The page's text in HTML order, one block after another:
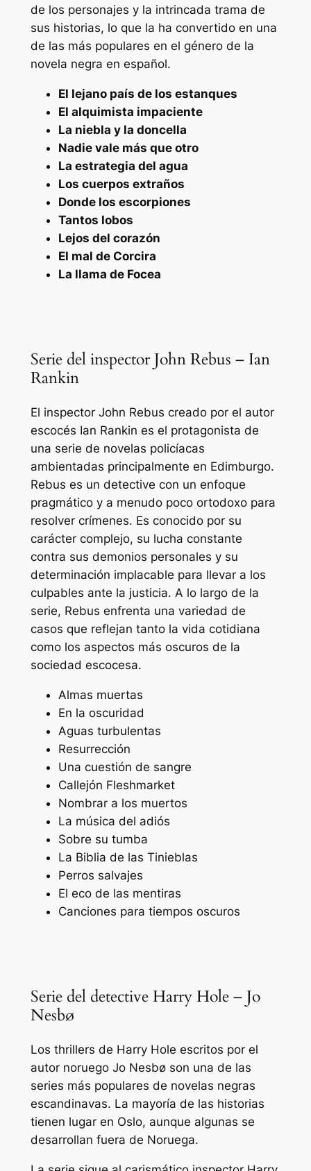
de los personajes y la intrincada trama de
sus historias, lo que la ha convertido en una
de las más populares en el género de la
novela negra en español.
El lejano país de los estanques
El alquimista impaciente
La niebla y la doncella
Nadie vale más que otro
La estrategia del agua
Los cuerpos extraños
Donde los escorpiones
Tantos lobos
Lejos del corazón
El mal de Corcira
La llama de Focea
Serie del inspector John Rebus – Ian
Rankin
El inspector John Rebus creado por el autor
escocés Ian Rankin es el protagonista de
una serie de novelas policíacas
ambientadas principalmente en Edimburgo.
Rebus es un detective con un enfoque
pragmático y a menudo poco ortodoxo para
resolver crímenes. Es conocido por su
carácter complejo, su lucha constante
contra sus demonios personales y su
determinación implacable para llevar a los
culpables ante la justicia. A lo largo de la
serie, Rebus enfrenta una variedad de
casos que reflejan tanto la vida cotidiana
como los aspectos más oscuros de la
sociedad escocesa.
Almas muertas
En la oscuridad
Aguas turbulentas
Resurrección
Una cuestión de sangre
Callejón Fleshmarket
Nombrar a los muertos
La música del adiós
Sobre su tumba
La Biblia de las Tinieblas
Perros salvajes
El eco de las mentiras
Canciones para tiempos oscuros
Serie del detective Harry Hole – Jo
Nesbø
Los thrillers de Harry Hole escritos por el
autor noruego Jo Nesbø son una de las
series más populares de novelas negras
escandinavas. La mayoría de las historias
tienen lugar en Oslo, aunque algunas se
desarrollan fuera de Noruega.